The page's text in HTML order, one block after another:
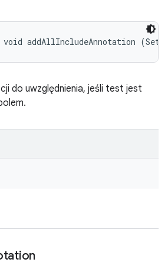
addAllIncludeAnnotation
do uwzględnienia, jeśli test jest